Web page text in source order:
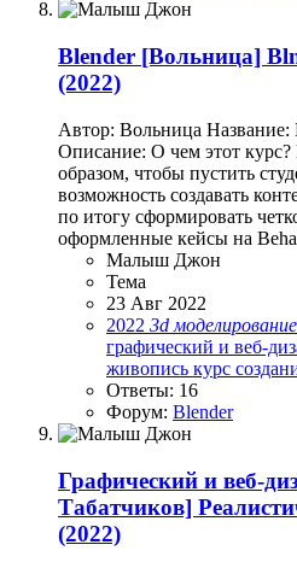
Blender [Вольница]
(2022)
Автор: Вольница Название:
Описание: О чем этот
образом, чтобы пустить
возможность создавать
по итогу сформировать
оформленные кейсы на
Малыш Джон
Тема
23 Авг 2022
2022 3d моделирование
графический и веб-
живопись курс
Ответы: 16
Форум: Blender
Графический и веб-
Табатчиков]
(2022)